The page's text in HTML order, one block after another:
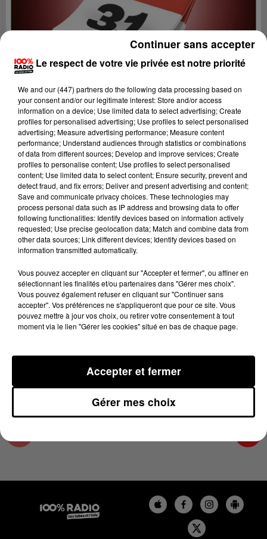
Lecture (1 min 14 sec)
100%
100% Radio l'agenda de Toulouse
2 janvier 2024 - 1 min 14 sec
L'AGENDA DE TOULOUSE DU 02/01/2024 À
06H45
L'agenda de Toulouse
Le respect de votre vie privée est notre priorité
We and our (447) partnersdo the following data processing based on
your consent and/or our legitimate interest: Store and/or access
information on a device; Use limited data to select advertising; Create
profiles for personalised advertising; Use profiles to select personalised
advertising; Measure advertising performance; Measure content
performance; Understand audiences through statistics or combinations
of data from different sources; Develop and improve services; Create
profiles to personalise content; Use profiles to select personalised
content; Use limited data to select content; Ensure security, prevent and
detect fraud, and fix errors; Deliver and present advertising and content;
Save and communicate privacy choices. These technologies may
process personal data such as IP address and browsing data to offer
following functionalities: Identify devices based on information actively
requested; Use precise geolocation data; Match and combine data from
other data sources; Link different devices; Identify devices based on
information transmitted automatically.
Vous pouvez accepter en cliquant sur "Accepter et fermer", ou affiner en
sélectionnant les finalités et/ou partenaires dans "Gérer mes choix".
Vous pouvez également refuser en cliquant sur "Continuer sans
accepter". Vos préférences ne s'appliqueront que pour ce site. Vous
pouvez mettre à jour vos choix, ou retirer votre consentement à tout
moment via le lien "Gérer les cookies" situé en bas de chaque page.
Gérer mes choix
Accepter et fermer
Continuer sans accepter